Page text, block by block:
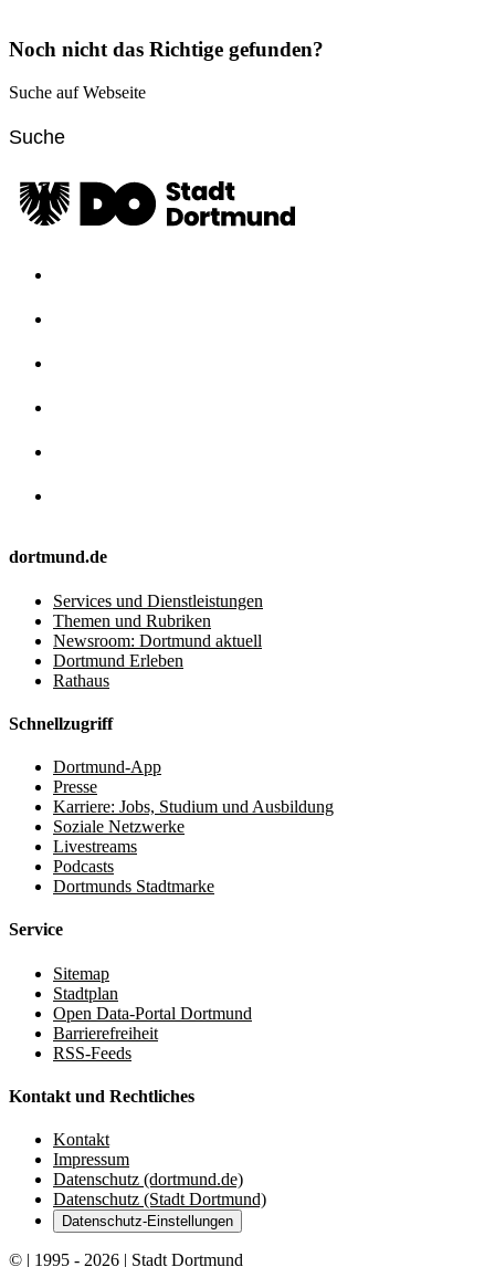
Noch nicht das Richtige gefunden?
Suche auf Webseite
dortmund.de
Services und Dienstleistungen
Themen und Rubriken
Newsroom: Dortmund aktuell
Dortmund Erleben
Rathaus
Schnellzugriff
Dortmund-App
Presse
Karriere: Jobs, Studium und Ausbildung
Soziale Netzwerke
Livestreams
Podcasts
Dortmunds Stadtmarke
Service
Sitemap
Stadtplan
Open Data-Portal Dortmund
Barrierefreiheit
RSS-Feeds
Kontakt und Rechtliches
Kontakt
Impressum
Datenschutz (dortmund.de)
Datenschutz (Stadt Dortmund)
Datenschutz-Einstellungen
© | 1995 - 2026 | Stadt Dortmund